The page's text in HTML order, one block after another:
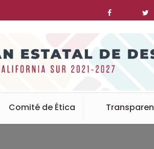
Comité de Ética